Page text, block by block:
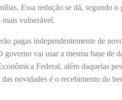
Essa redução se dá, segundo
mais vulnerável.
pagas independentemente de
vai usar a mesma base de
Federal, além daquelas
novidades é o recebimento do